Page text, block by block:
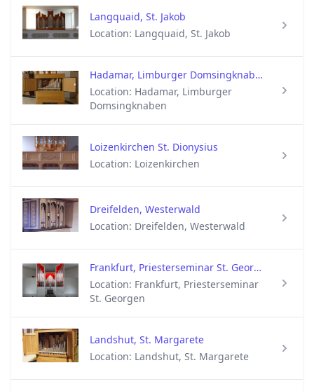
Langquaid, St. Jakob
Location: Langquaid, St. Jakob
Hadamar, Limburger Domsingknaben
Location: Hadamar, Limburger
Domsingknaben
Loizenkirchen St. Dionysius
Location: Loizenkirchen
Dreifelden, Westerwald
Location: Dreifelden, Westerwald
Frankfurt, Priesterseminar St. Georgen
Location: Frankfurt, Priesterseminar
St. Georgen
Landshut, St. Margarete
Location: Landshut, St. Margarete